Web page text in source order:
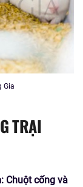
Gia
TRẠI
Chuột cống và